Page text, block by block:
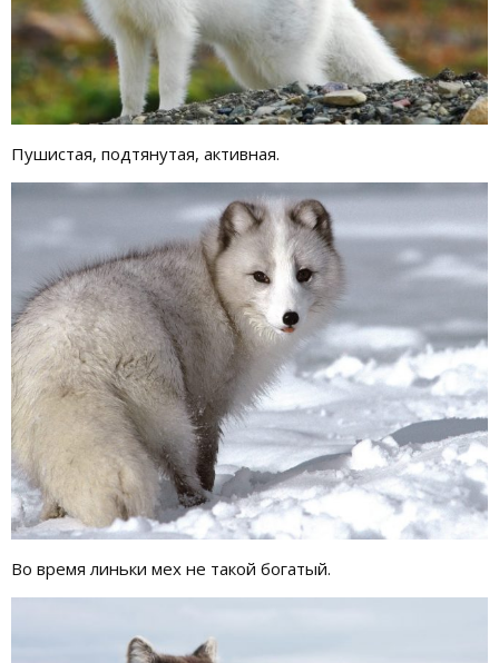
Пушистая, подтянутая, активная.
Во время линьки мех не такой богатый.